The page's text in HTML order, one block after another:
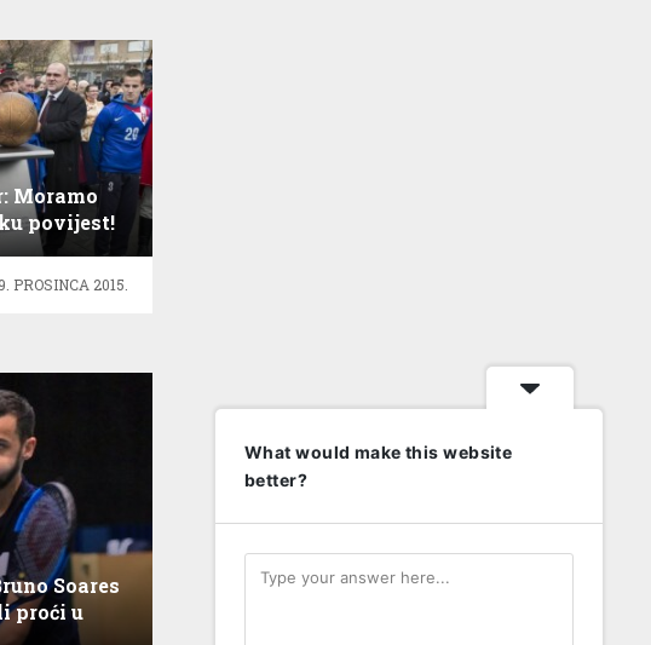
Moramo
povijest!
9. PROSINCA 2015.
Soares
proći u
What would make this website
better?